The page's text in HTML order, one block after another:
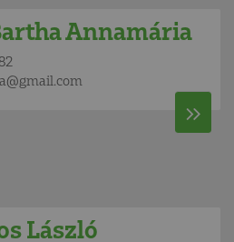
Annamária
László